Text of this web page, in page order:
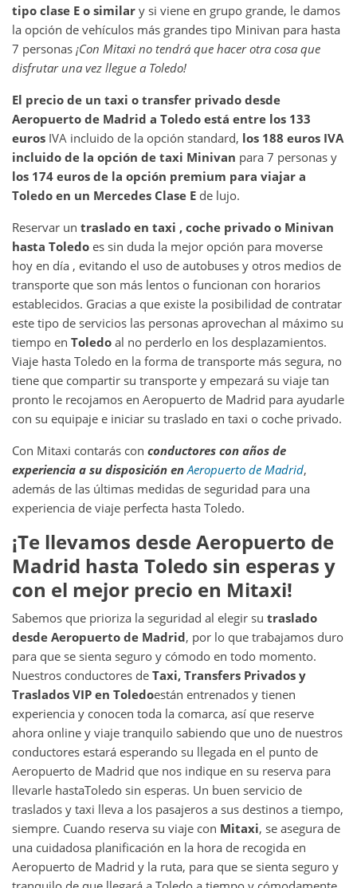
tipo clase E o similar y si viene en grupo grande, le damos
la opción de vehículos más grandes tipo Minivan para hasta
7 personas ¡Con Mitaxi no tendrá que hacer otra cosa que
disfrutar una vez llegue a Toledo!
El precio de un taxi o transfer privado desde
Aeropuerto de Madrid a Toledo está entre los 133
euros IVA incluido de la opción standard, los 188 euros IVA
incluido de la opción de taxi Minivan para 7 personas y
los 174 euros de la opción premium para viajar a
Toledo en un Mercedes Clase E de lujo.
Reservar un traslado en taxi , coche privado o Minivan
hasta Toledo es sin duda la mejor opción para moverse
hoy en día , evitando el uso de autobuses y otros medios de
transporte que son más lentos o funcionan con horarios
establecidos. Gracias a que existe la posibilidad de contratar
este tipo de servicios las personas aprovechan al máximo su
tiempo en Toledo al no perderlo en los desplazamientos.
Viaje hasta Toledo en la forma de transporte más segura, no
tiene que compartir su transporte y empezará su viaje tan
pronto le recojamos en Aeropuerto de Madrid para ayudarle
con su equipaje e iniciar su traslado en taxi o coche privado.
Con Mitaxi contarás con conductores con años de
experiencia a su disposición enAeropuerto de Madrid,
además de las últimas medidas de seguridad para una
experiencia de viaje perfecta hasta Toledo.
¡Te llevamos desdeAeropuerto de
Madrid hasta Toledo sin esperas y
con el mejor precio en Mitaxi!
Sabemos que prioriza la seguridad al elegir su traslado
desde Aeropuerto de Madrid, por lo que trabajamos duro
para que se sienta seguro y cómodo en todo momento.
Nuestros conductores de Taxi, Transfers Privados y
Traslados VIP en Toledoestán entrenados y tienen
experiencia y conocen toda la comarca, así que reserve
ahora online y viaje tranquilo sabiendo que uno de nuestros
conductores estará esperando su llegada en el punto de
Aeropuerto de Madrid que nos indique en su reserva para
llevarle hastaToledo sin esperas. Un buen servicio de
traslados y taxi lleva a los pasajeros a sus destinos a tiempo,
siempre. Cuando reserva su viaje con Mitaxi, se asegura de
una cuidadosa planificación en la hora de recogida en
Aeropuerto de Madrid y la ruta, para que se sienta seguro y